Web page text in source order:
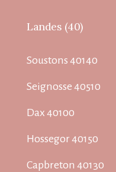
Landes (40)
Soustons 40140
Seignosse 40510
Dax 40100
Hossegor 40150
Capbreton 40130